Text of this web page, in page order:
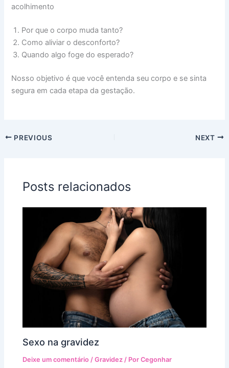
acolhimento
Por que o corpo muda tanto?
Como aliviar o desconforto?
Quando algo foge do esperado?
Nosso objetivo é que você entenda seu corpo e se sinta
segura em cada etapa da gestação.
PREVIOUS NEXT
Posts relacionados
Sexo na gravidez
Deixe um comentário /Gravidez / PorCegonhar